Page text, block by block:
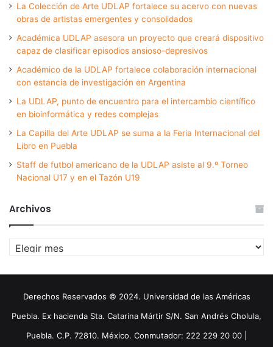
La Colección de Arte UDLAP fortalece su acervo con nuevas
obras de artistas emergentes y consolidados
Académica UDLAP asesora un proyecto que creará dispositivo
capaz de clasificar episodios ansioso-depresivos
Académico de la UDLAP fortalece colaboración internacional
con estancia de investigación en Argentina
La UDLAP, punto de encuentro para el intercambio científico
en bioinformática y redes complejas
La Capilla del Arte UDLAP se suma a la Feria Internacional del
Libro en Puebla
Staff de futbol americano de la UDLAP asiste al 9.º Torneo
Nacional U17 y en el Tazón U19
Archivos
Archivos
Derechos Reservados © 2024. Universidad de las Américas
Puebla. Ex hacienda Sta. Catarina Mártir S/N. San Andrés Cholula,
Puebla. C.P. 72810. México. Conmutador: 222 229 20 00 |